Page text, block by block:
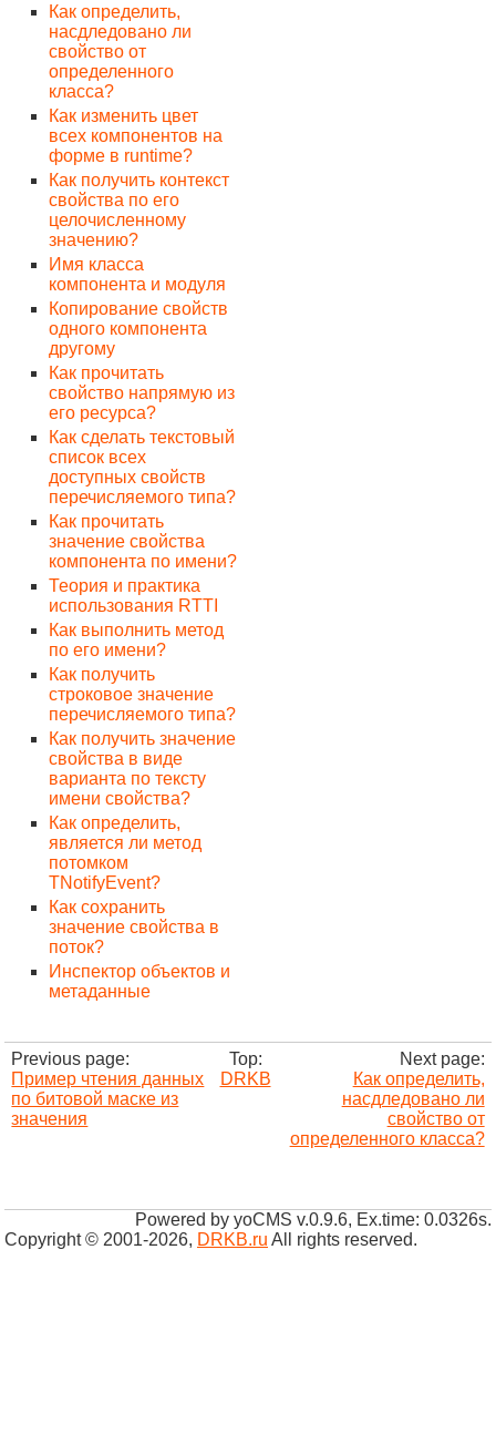
Как определить,
насдледовано ли
свойство от
определенного
класса?
Как изменить цвет
всех компонентов на
форме в runtime?
Как получить контекст
свойства по его
целочисленному
значению?
Имя класса
компонента и модуля
Копирование свойств
одного компонента
другому
Как прочитать
свойство напрямую из
его ресурса?
Как сделать текстовый
список всех
доступных свойств
перечисляемого типа?
Как прочитать
значение свойства
компонента по имени?
Теория и практика
использования RTTI
Как выполнить метод
по его имени?
Как получить
строковое значение
перечисляемого типа?
Как получить значение
свойства в виде
варианта по тексту
имени свойства?
Как определить,
является ли метод
потомком
TNotifyEvent?
Как сохранить
значение свойства в
поток?
Инспектор объектов и
метаданные
Previous page:
Пример чтения данных
по битовой маске из
значения
Top:
DRKB
Next page:
Как определить,
насдледовано ли
свойство от
определенного класса?
Powered by yoCMS v.0.9.6, Ex.time: 0.0326s.
Copyright © 2001-2026, DRKB.ru All rights reserved.